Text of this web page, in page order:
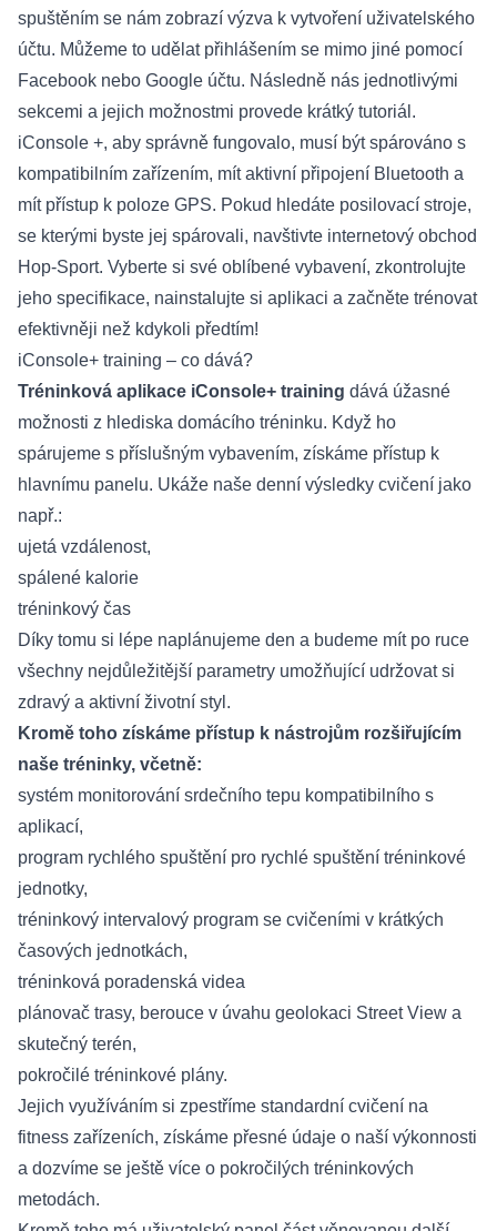
spuštěním se nám zobrazí výzva k vytvoření uživatelského
účtu. Můžeme to udělat přihlášením se mimo jiné pomocí
Facebook nebo Google účtu. Následně nás jednotlivými
sekcemi a jejich možnostmi provede krátký tutoriál.
iConsole +, aby správně fungovalo, musí být spárováno s
kompatibilním zařízením, mít aktivní připojení Bluetooth a
mít přístup k poloze GPS. Pokud hledáte posilovací stroje,
se kterými byste jej spárovali, navštivte internetový obchod
Hop-Sport. Vyberte si své oblíbené vybavení, zkontrolujte
jeho specifikace, nainstalujte si aplikaci a začněte trénovat
efektivněji než kdykoli předtím!
iConsole+ training – co dává?
Tréninková aplikace iConsole+ training dává úžasné
možnosti z hlediska domácího tréninku. Když ho
spárujeme s příslušným vybavením, získáme přístup k
hlavnímu panelu. Ukáže naše denní výsledky cvičení jako
např.:
ujetá vzdálenost,
spálené kalorie
tréninkový čas
Díky tomu si lépe naplánujeme den a budeme mít po ruce
všechny nejdůležitější parametry umožňující udržovat si
zdravý a aktivní životní styl.
Kromě toho získáme přístup k nástrojům rozšiřujícím
naše tréninky, včetně:
systém monitorování srdečního tepu kompatibilního s
aplikací,
program rychlého spuštění pro rychlé spuštění tréninkové
jednotky,
tréninkový intervalový program se cvičeními v krátkých
časových jednotkách,
tréninková poradenská videa
plánovač trasy, berouce v úvahu geolokaci Street View a
skutečný terén,
pokročilé tréninkové plány.
Jejich využíváním si zpestříme standardní cvičení na
fitness zařízeních, získáme přesné údaje o naší výkonnosti
a dozvíme se ještě více o pokročilých tréninkových
metodách.